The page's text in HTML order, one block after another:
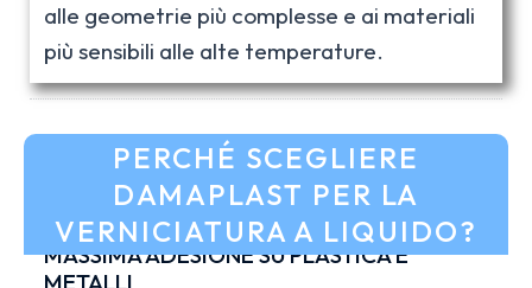
alle geometrie più complesse e ai materiali
più sensibili alle alte temperature.
TECNOLOGIA ROBOTIZZATA IN CAMERA
BIANCA
MASSIMA ADESIONE SU PLASTICA E
METALLI
PERCHÉ SCEGLIERE
DAMAPLAST PER LA
VERNICIATURA A LIQUIDO?